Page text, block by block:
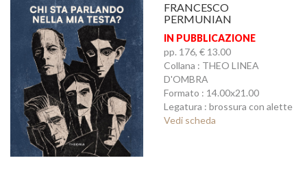
FRANCESCO
PERMUNIAN
IN PUBBLICAZIONE
pp. 176, € 13.00
Collana : THEO LINEA
D'OMBRA
Formato : 14.00x21.00
Legatura : brossura con alette
Vedi scheda